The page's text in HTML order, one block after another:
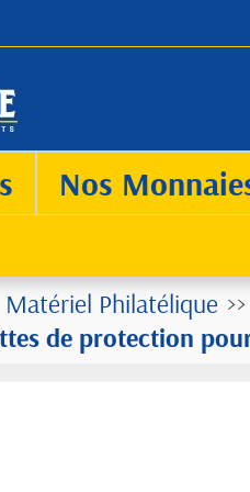
Nos
Matériel Philatélique
de protection